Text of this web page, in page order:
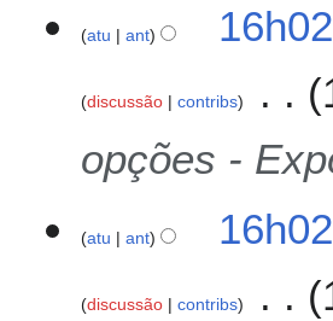
atu ant
discussão contribs
opções -
atu ant
discussão contribs